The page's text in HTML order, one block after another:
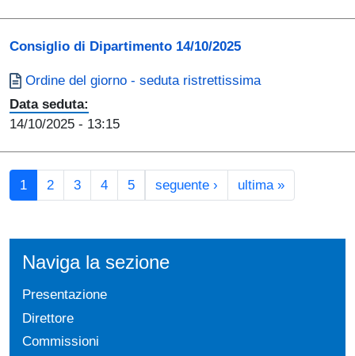
Consiglio di Dipartimento 14/10/2025
Documento
Ordine del giorno - seduta ristrettissima
Data seduta:
14/10/2025 - 13:15
Paginazione
1 2 3 4 5 seguente › Pagina successiva
ultima »Ultima
Naviga la sezione
Presentazione
Direttore
Commissioni